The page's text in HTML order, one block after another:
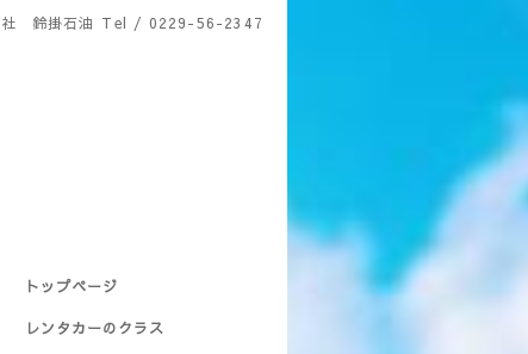
社 鈴掛石油 Tel / 0229-56-2347
トップページ
レンタカーのクラス